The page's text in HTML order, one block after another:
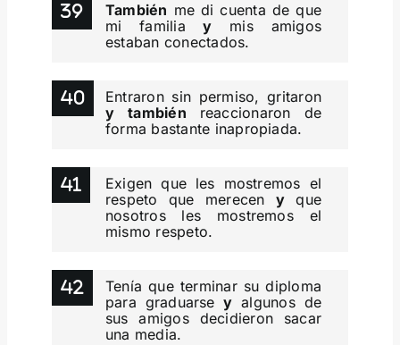
También me di cuenta de que
mi familiay mis amigos
estaban conectados.
Entraron sin permiso, gritaron
y
también reaccionaron de
forma bastante inapropiada.
Exigen que les mostremos el
respeto que merecen y que
nosotros les mostremos el
mismo respeto.
Tenía que terminar su diploma
para graduarsey algunos de
sus amigos decidieron sacar
una media.